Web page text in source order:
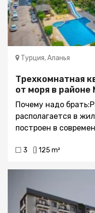
Турция, Аланья
Трехкомнатная
от моря в районе
Почему надо
располагается в
построен в
районов. Отличие
несколько теплых
это место очень
тех, кто хочет
3 125 m²